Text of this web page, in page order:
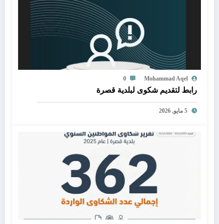
Mohammad Aqel
0
رابط لتقديم شكوى لبلدية قصرة
5 مايو, 2026